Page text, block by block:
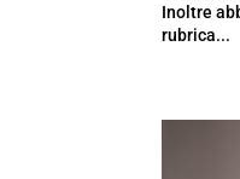
Inoltre
rubrica...